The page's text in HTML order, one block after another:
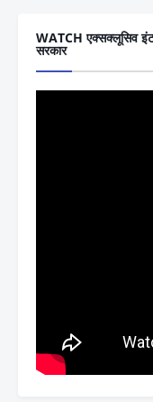
WATCH एक्सक्लूसिव
सरकार